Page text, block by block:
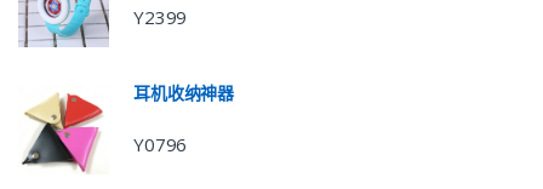
Y2399
耳机收纳神器
Y0796